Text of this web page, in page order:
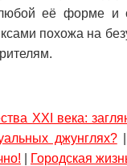
её форме и
похожа на
XXI века:
джунглях?
Городская